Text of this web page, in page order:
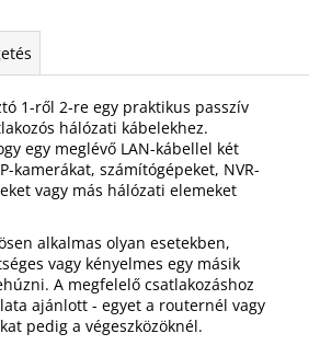
1-ről 2-re egy praktikus passzív
hálózati kábelekhez.
egy meglévő LAN-kábellel két
kamerákat, számítógépeket, NVR-
vagy más hálózati elemeket
alkalmas olyan esetekben,
vagy kényelmes egy másik
A megfelelő csatlakozáshoz
ajánlott - egyet a routernél vagy
pedig a végeszközöknél.